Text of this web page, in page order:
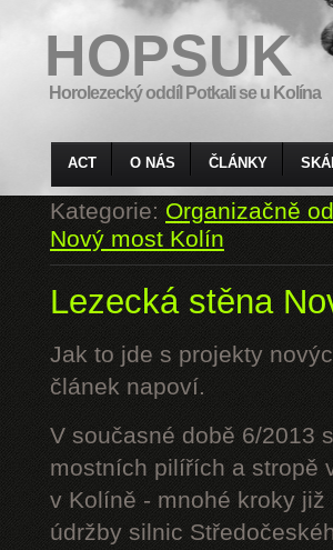
HOPSUK
Horolezecký oddíl Potkali se u Kolína
ACT O NÁS ČLÁNKY
Kategorie:Organizačně
Nový most Kolín
Lezecká stěna
Jak to jde s projekty
článek napoví.
V současné době 6/2013
mostních pilířích a stropě
v Kolíně - mnohé kroky
údržby silnic